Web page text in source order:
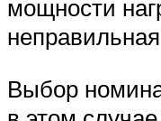
мощности
Выбор